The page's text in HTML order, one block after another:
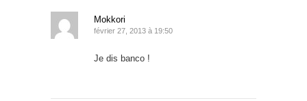
Mokkori
février 27, 2013 à 19:50
Je dis banco !